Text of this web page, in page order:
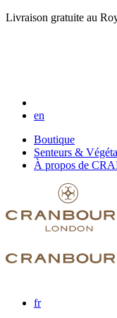
Livraison gratuite au
en
Boutique
Senteurs &
À propos de
fr